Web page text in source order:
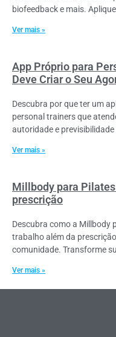
biofeedback e mais.
Ver mais »
App Próprio para
Deve Criar o Seu
Descubra por que ter um
personal trainers que
autoridade e
Ver mais »
Millbody para
prescrição
Descubra como a Millbody
trabalho além da
comunidade. Transforme
Ver mais »